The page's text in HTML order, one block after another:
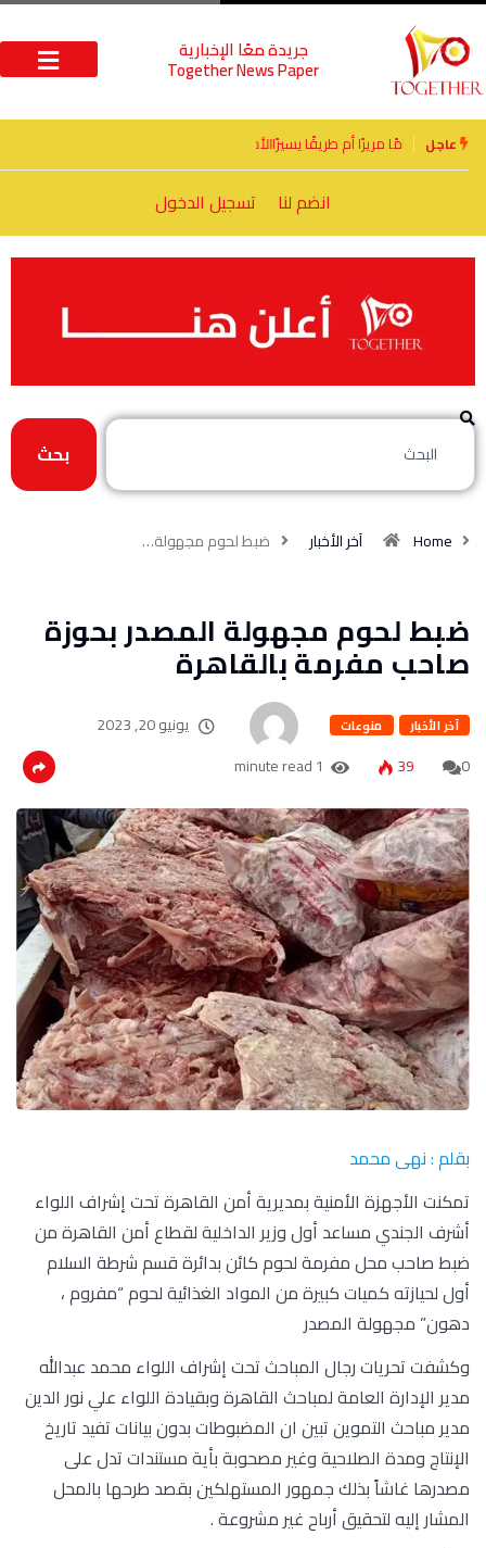
جريدة معًا الإخبارية
Together News Paper
عاجل الأخوة الأعداء وحتمًا لابد من لقاء
انضم لنا تسجيل الدخول
بحث
Home آخر الأخبار ضبط لحوم مجهولة…
ضبط لحوم مجهولة المصدر بحوزة
صاحب مفرمة بالقاهرة
آخر الأخبار منوعات
يونيو 20, 2023
0
39
1 minute read
بقلم : نهى محمد
تمكنت الأجهزة الأمنية بمديرية أمن القاهرة تحت إشراف اللواء
أشرف الجندي مساعد أول وزير الداخلية لقطاع أمن القاهرة من
ضبط صاحب محل مفرمة لحوم كائن بدائرة قسم شرطة السلام
أول لحيازته كميات كبيرة من المواد الغذائية لحوم “مفروم ،
دهون” مجهولة المصدر
وكشفت تحريات رجال المباحث تحت إشراف اللواء محمد عبدالله
مدير الإدارة العامة لمباحث القاهرة وبقيادة اللواء علي نور الدين
مدير مباحث التموين تبين ان المضبوطات بدون بيانات تفيد تاريخ
الإنتاج ومدة الصلاحية وغير مصحوبة بأية مستندات تدل على
مصدرها غاشاً بذلك جمهور المستهلكين بقصد طرحها بالمحل
المشار إليه لتحقيق أرباح غير مشروعة .